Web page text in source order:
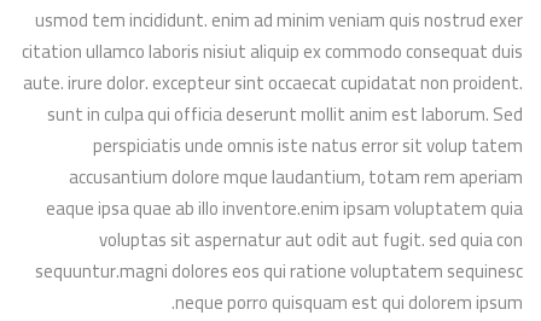
usmod tem incididunt. enim ad minim veniam quis nostrud exer
citation ullamco laboris nisiut aliquip ex commodo consequat duis
aute. irure dolor. excepteur sint occaecat cupidatat non proident.
sunt in culpa qui officia deserunt mollit anim est laborum. Sed
perspiciatis unde omnis iste natus error sit volup tatem
accusantium dolore mque laudantium, totam rem aperiam
eaque ipsa quae ab illo inventore.enim ipsam voluptatem quia
voluptas sit aspernatur aut odit aut fugit. sed quia con
sequuntur.magni dolores eos qui ratione voluptatem sequinesc
neque porro quisquam est qui dolorem ipsum.